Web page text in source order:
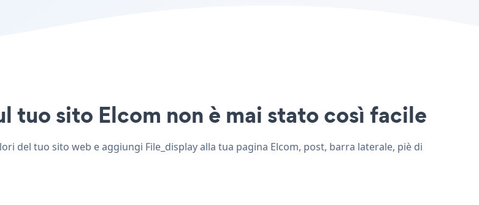
tuo sito Elcom non è mai stato così facile
del tuo sito web e aggiungi File_display alla tua pagina Elcom, post, barra laterale, piè di